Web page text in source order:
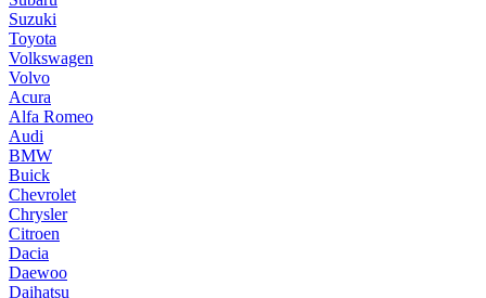
Suzuki
Toyota
Volkswagen
Volvo
Acura
Alfa Romeo
Audi
BMW
Buick
Chevrolet
Chrysler
Citroen
Dacia
Daewoo
Daihatsu